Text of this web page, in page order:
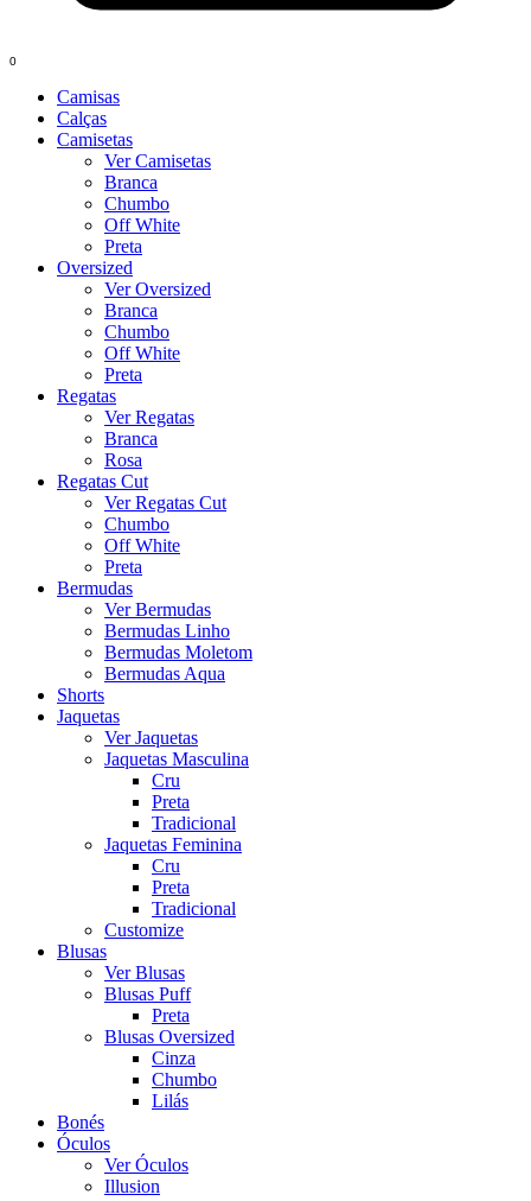
0
Camisas
Calças
Camisetas
Ver Camisetas
Branca
Chumbo
Off White
Preta
Oversized
Ver Oversized
Branca
Chumbo
Off White
Preta
Regatas
Ver Regatas
Branca
Rosa
Regatas Cut
Ver Regatas Cut
Chumbo
Off White
Preta
Bermudas
Ver Bermudas
Bermudas Linho
Bermudas Moletom
Bermudas Aqua
Shorts
Jaquetas
Ver Jaquetas
Jaquetas Masculina
Cru
Preta
Tradicional
Jaquetas Feminina
Cru
Preta
Tradicional
Customize
Blusas
Ver Blusas
Blusas Puff
Preta
Blusas Oversized
Cinza
Chumbo
Lilás
Bonés
Óculos
Ver Óculos
Illusion